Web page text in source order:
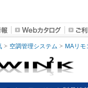
空調管理システム MAリモ